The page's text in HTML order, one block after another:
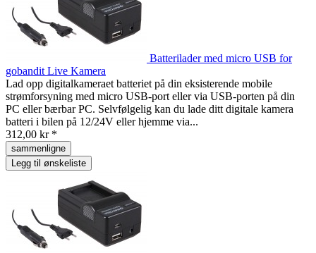
Batterilader med micro USB for
gobandit Live Kamera
Lad opp digitalkameraet batteriet på din eksisterende mobile
strømforsyning med micro USB-port eller via USB-porten på din
PC eller bærbar PC. Selvfølgelig kan du lade ditt digitale kamera
batteri i bilen på 12/24V eller hjemme via...
312,00 kr *
sammenligne
Legg til ønskeliste